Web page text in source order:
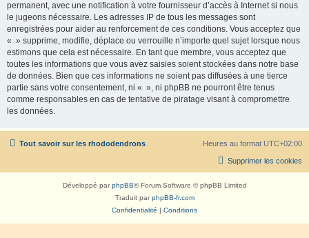
permanent, avec une notification à votre fournisseur d’accès à Internet si nous
le jugeons nécessaire. Les adresses IP de tous les messages sont
enregistrées pour aider au renforcement de ces conditions. Vous acceptez que
« » supprime, modifie, déplace ou verrouille n’importe quel sujet lorsque nous
estimons que cela est nécessaire. En tant que membre, vous acceptez que
toutes les informations que vous avez saisies soient stockées dans notre base
de données. Bien que ces informations ne soient pas diffusées à une tierce
partie sans votre consentement, ni « », ni phpBB ne pourront être tenus
comme responsables en cas de tentative de piratage visant à compromettre
les données.
Tout savoir sur les rhododendrons Heures au format UTC+02:00
Supprimer les cookies
Développé parphpBB® Forum Software © phpBB Limited
Traduit parphpBB-fr.com
Confidentialité | Conditions